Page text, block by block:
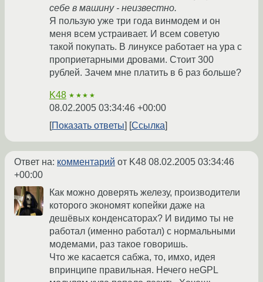
себе в машину - неизвестно.
Я пользую уже три года винмодем и он
меня всем устраивает. И всем советую
такой покупать. В линуксе работает на ура с
проприетарными дровами. Стоит 300
рублей. Зачем мне платить в 6 раз больше?
K48 ★★★★
08.02.2005 03:34:46 +00:00
Показать ответы
Ссылка
Ответ на: комментарий от K48 08.02.2005 03:34:46
+00:00
Как можно доверять железу, производители
которого экономят копейки даже на
дешёвых конденсаторах? И видимо ты не
работал (именно работал) с нормальными
модемами, раз такое говоришь.
Что же касается сабжа, то, имхо, идея
впринципе правильная. Нечего неGPL